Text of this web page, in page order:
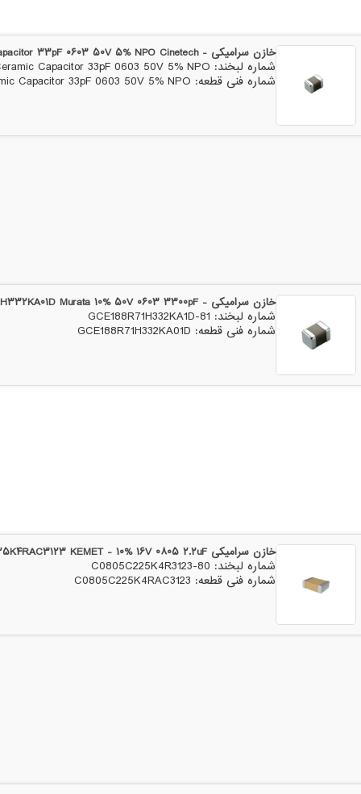
خازن سرامیکی - Ceramic Capacitor ۳۳pF ۰۶۰۳ ۵۰V ۵% NPO Cinetech
شماره لبخند: Ceramic Capacitor 33pF 0603 50V 5% NPO
شماره فنی قطعه: Ceramic Capacitor 33pF 0603 50V 5% NPO
خازن سرامیکی - GCE۱۸۸R۷۱H۳۳۲KA۰۱D Murata ۱۰% ۵۰V ۰۶۰۳ ۳۳۰۰pF
شماره لبخند: 81-GCE188R71H332KA1D
شماره فنی قطعه: GCE188R71H332KA01D
خازن سرامیکی C۰۸۰۵C۲۲۵K۴RAC۳۱۲۳ KEMET - ۱۰% ۱۶V ۰۸۰۵ ۲.۲uF
شماره لبخند: 80-C0805C225K4R3123
شماره فنی قطعه: C0805C225K4RAC3123